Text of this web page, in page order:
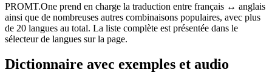
PROMT.One prend en charge la traduction entre français ↔ anglais
ainsi que de nombreuses autres combinaisons populaires, avec plus
de 20 langues au total. La liste complète est présentée dans le
sélecteur de langues sur la page.
Dictionnaire avec exemples et audio